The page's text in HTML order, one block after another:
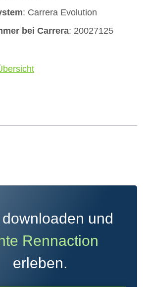
: Carrera Evolution
bei Carrera: 20027125
und
Rennaction
erleben.